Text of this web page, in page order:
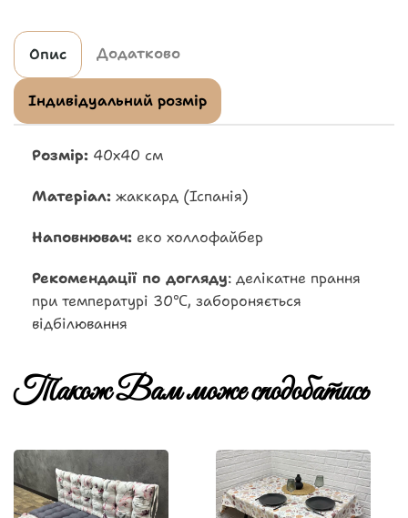
Опис Додатково
Індивідуальний розмір
Розмір: 40х40 см
Матеріал: жаккард (Іспанія)
Наповнювач: еко холлофайбер
Рекомендації по догляду: делікатне прання
при температурі 30℃, забороняється
відбілювання
Також Вам може сподобатись